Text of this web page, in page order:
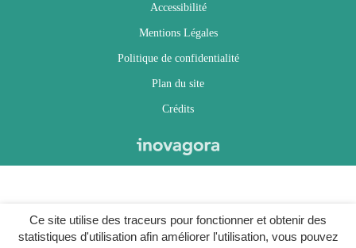
Ce site utilise des traceurs pour fonctionner et obtenir des
statistiques d'utilisation afin améliorer l'utilisation, vous pouvez
Accessibilité
Mentions Légales
Politique de confidentialité
Plan du site
Crédits